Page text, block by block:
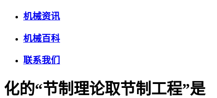
机械资讯
机械百科
联系我们
化的“节制理论取节制工程”是